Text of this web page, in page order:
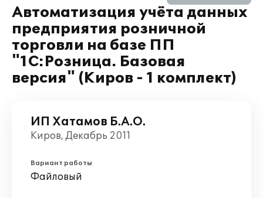
Автоматизация учёта данных
предприятия розничной
торговли на базе ПП
"1С:Розница. Базовая
версия" (Киров - 1 комплект)
ИП Хатамов Б.А.О.
Киров, Декабрь 2011
Вариант работы
Файловый